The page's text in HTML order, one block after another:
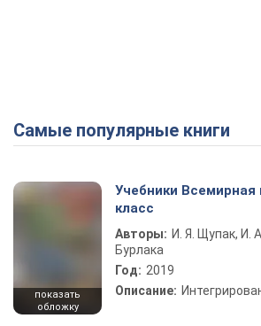
Самые популярные книги
показать
обложку
Учебники Всемирная
класс
Авторы: И. Я. Щупак, И.
Бурлака
Год: 2019
Описание: